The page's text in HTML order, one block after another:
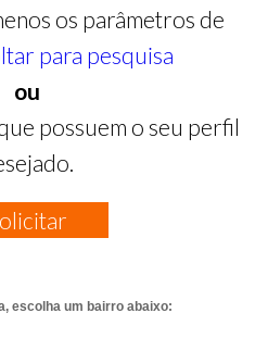
os parâmetros de
para pesquisa
ou
possuem o seu perfil
escolha um bairro abaixo: